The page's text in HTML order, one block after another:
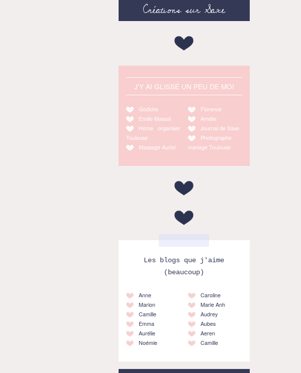
Créations sur Saxe
J'Y AI GLISSÉ UN PEU DE MOI
Godiche
Emilie Massal
Home organiser
Toulouse
Massage Auriol
Florence
Amélie
Journal de Saxe
Photographe
mariage Toulouse
Les blogs que j'aime
(beaucoup)
Anne
Marion
Camille
Emma
Aurélie
Noémie
Caroline
Marie Anh
Audrey
Aubes
Aeren
Camille